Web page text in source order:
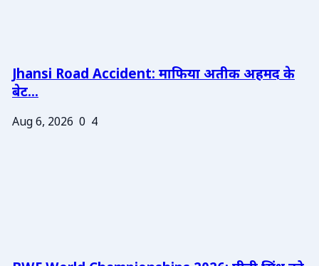
Jhansi Road Accident: माफिया अतीक अहमद के
बेट...
Aug 6, 2026 0 4